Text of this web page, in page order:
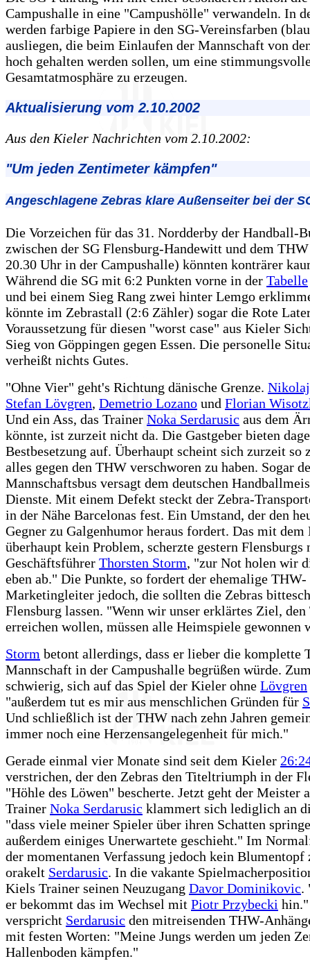
Campushalle in eine "Campushölle" verwandeln. In
werden farbige Papiere in den SG-Vereinsfarben
ausliegen, die beim Einlaufen der Mannschaft von
hoch gehalten werden sollen, um eine
Gesamtatmosphäre zu erzeugen.
Aktualisierung vom 2.10.2002
Aus den Kieler Nachrichten vom 2.10.2002:
"Um jeden Zentimeter kämpfen"
Angeschlagene Zebras klare Außenseiter bei der
Die Vorzeichen für das 31. Nordderby der Handball-
zwischen der SG Flensburg-Handewitt und dem
20.30 Uhr in der Campushalle) könnten konträrer
Während die SG mit 6:2 Punkten vorne in der Tabelle
und bei einem Sieg Rang zwei hinter Lemgo
könnte im Zebrastall (2:6 Zähler) sogar die Rote
Voraussetzung für diesen "worst case" aus Kieler
Sieg von Göppingen gegen Essen. Die personelle
verheißt nichts Gutes.
"Ohne Vier" geht's Richtung dänische Grenze. Nikolaj
Stefan Lövgren, Demetrio Lozano und Florian
Und ein Ass, das Trainer Noka Serdarusic aus dem
könnte, ist zurzeit nicht da. Die Gastgeber bieten
Bestbesetzung auf. Überhaupt scheint sich zurzeit so
alles gegen den THW verschworen zu haben. Sogar
Mannschaftsbus versagt dem deutschen
Dienste. Mit einem Defekt steckt der Zebra-
in der Nähe Barcelonas fest. Ein Umstand, der den
Gegner zu Galgenhumor heraus fordert. Das mit dem
überhaupt kein Problem, scherzte gestern Flensburgs
Geschäftsführer Thorsten Storm, "zur Not holen wir
eben ab." Die Punkte, so fordert der ehemalige THW-
Marketingleiter jedoch, die sollten die Zebras
Flensburg lassen. "Wenn wir unser erklärtes Ziel,
erreichen wollen, müssen alle Heimspiele gewonnen
Storm betont allerdings, dass er lieber die komplette
Mannschaft in der Campushalle begrüßen würde.
schwierig, sich auf das Spiel der Kieler ohne Lövgren
"außerdem tut es mir aus menschlichen Gründen für
Und schließlich ist der THW nach zehn Jahren
immer noch eine Herzensangelegenheit für mich."
Gerade einmal vier Monate sind seit dem Kieler
verstrichen, der den Zebras den Titeltriumph in der
"Höhle des Löwen" bescherte. Jetzt geht der Meister
Trainer Noka Serdarusic klammert sich lediglich an
"dass viele meiner Spieler über ihren Schatten
außerdem einiges Unerwartete geschieht." Im
der momentanen Verfassung jedoch kein Blumentopf
orakelt Serdarusic. In die vakante
Kiels Trainer seinen Neuzugang Davor Dominikovic.
er bekommt das im Wechsel mit Piotr Przybecki
verspricht Serdarusic den mitreisenden THW-
mit festen Worten: "Meine Jungs werden um jeden
Hallenboden kämpfen."